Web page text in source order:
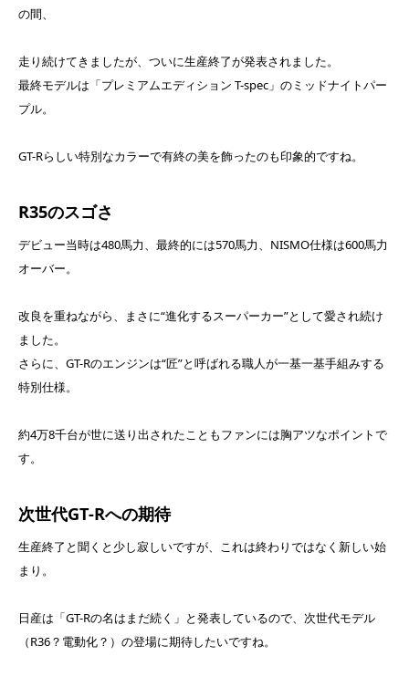
の間、
走り続けてきましたが、ついに生産終了が発表されました。
最終モデルは「プレミアムエディション T-spec」のミッドナイトパー
プル。
GT-Rらしい特別なカラーで有終の美を飾ったのも印象的ですね。
R35のスゴさ
デビュー当時は480馬力、最終的には570馬力、NISMO仕様は600馬力
オーバー。
改良を重ねながら、まさに“進化するスーパーカー”として愛され続け
ました。
さらに、GT-Rのエンジンは“匠”と呼ばれる職人が一基一基手組みする
特別仕様。
約4万8千台が世に送り出されたこともファンには胸アツなポイントで
す。
次世代GT-Rへの期待
生産終了と聞くと少し寂しいですが、これは終わりではなく新しい始
まり。
日産は「GT-Rの名はまだ続く」と発表しているので、次世代モデル
（R36？電動化？）の登場に期待したいですね。